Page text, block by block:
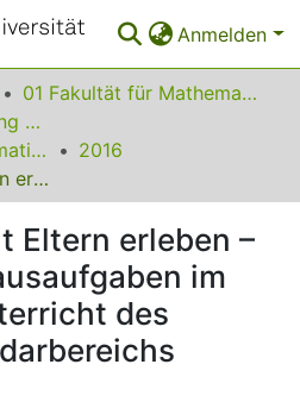
Anmelden
01 Fakultät für Mathematik
Institut für Entwicklung und Erforschung des Mathematikunterrichts
Beiträge zum Mathematikunterricht
2016
Mathematik mit Eltern erleben – Eltern-Kind-Hausaufgaben im Mathematikunterricht des unteren Sekundarbereichs
Eltern erleben –
im
des